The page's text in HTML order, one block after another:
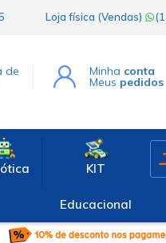
Loja física (Vendas)
de Minha conta
Meus pedidos
KIT
Educacional